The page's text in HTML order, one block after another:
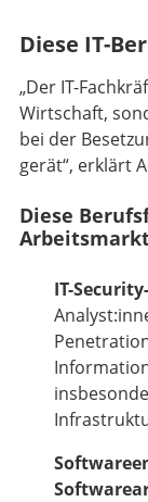
Diese IT-
„Der IT-
Wirtschaft,
bei der
gerät“, erklärt
Diese
IT-